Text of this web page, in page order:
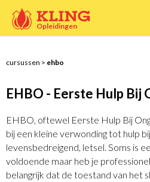
Opleidingen
cursussen > ehbo
EHBO - Eerste Hulp Bij
EHBO, oftewel Eerste Hulp Bij
bij een kleine verwonding tot hulp
levensbedreigend, letsel. Soms is
voldoende maar heb je
belangrijk dat de toestand van het